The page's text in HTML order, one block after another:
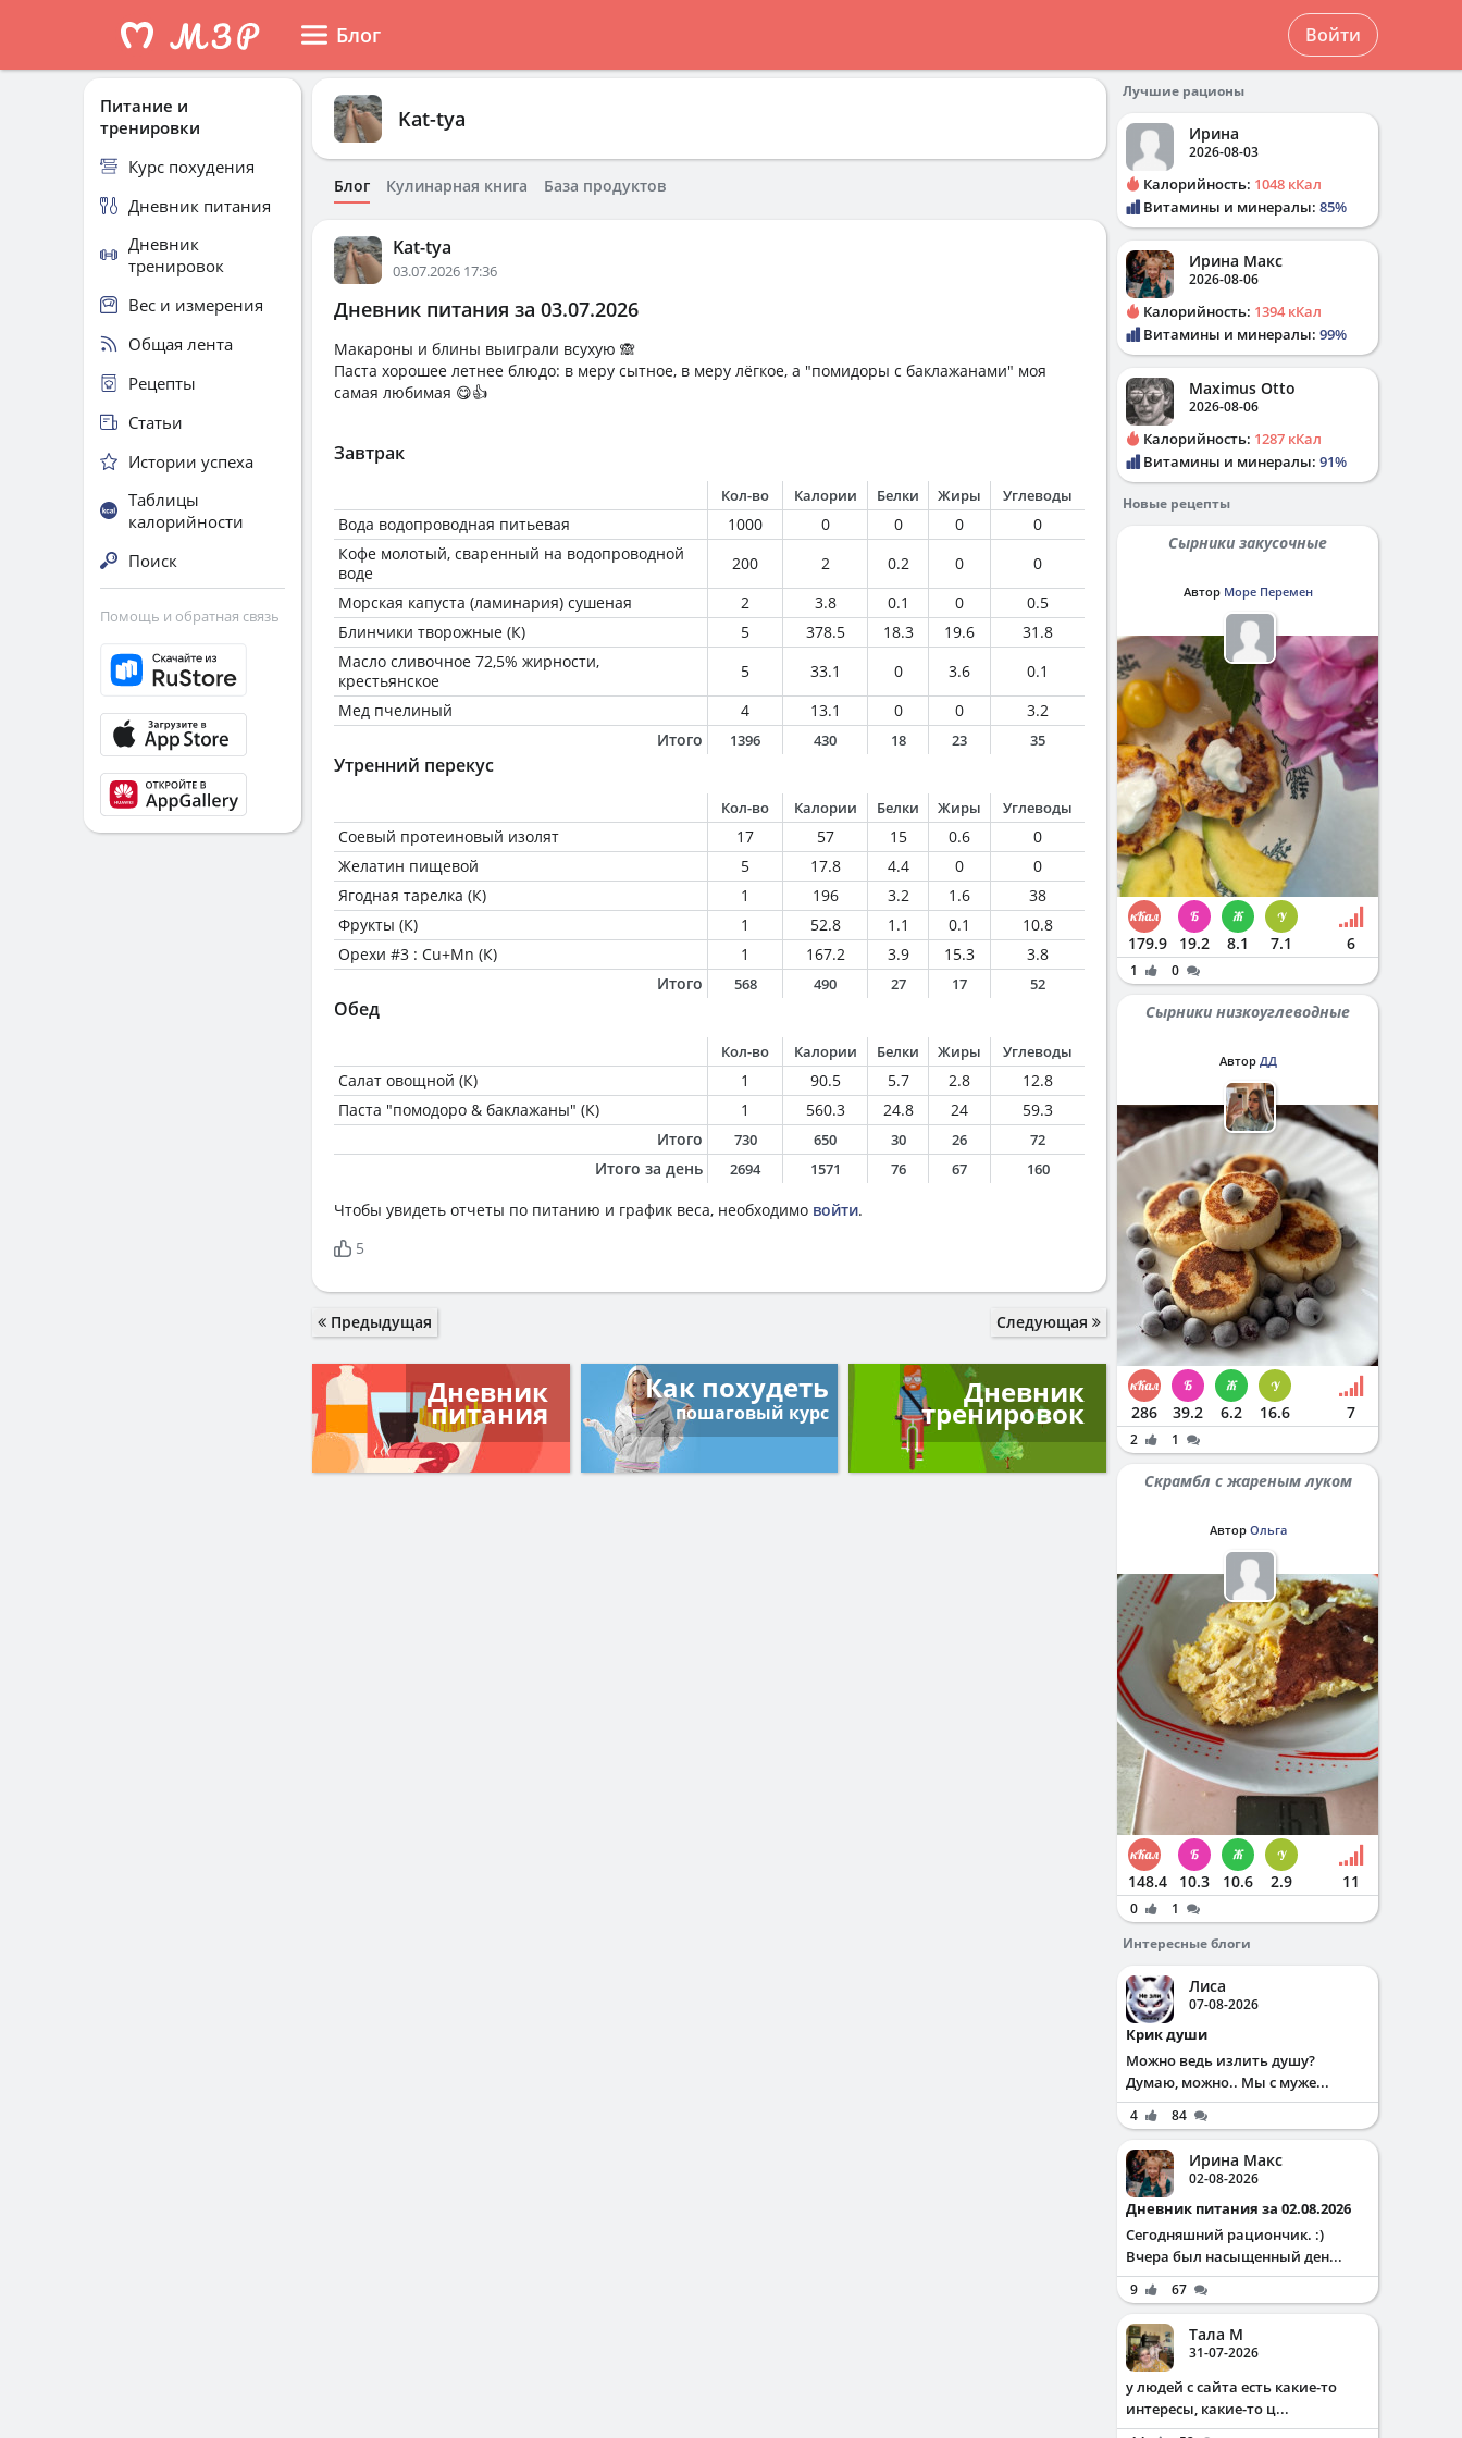
Блог Войти
Kat-tya
Блог Кулинарная книга База продуктов
Kat-tya
03.07.2026 17:36
Дневник питания за 03.07.2026
Макароны и блины выиграли всухую 🙈
Паста хорошее летнее блюдо: в меру сытное, в меру лёгкое, а "помидоры с баклажанами" моя
самая любимая 😋👍
Завтрак
Кол-во Калории Белки Жиры Углеводы
Вода водопроводная питьевая 1000 0 0 0
0
Кофе молотый, сваренный на водопроводной
воде
200 2 0.2 0
0
Морская капуста (ламинария) сушеная
2 3.8 0.1 0
0.5
Блинчики творожные (К)
5 378.5 18.3 19.6
31.8
Масло сливочное 72,5% жирности,
крестьянское
5 33.1 0 3.6
0.1
Мед пчелиный
4 13.1 0 0
3.2
Итого
1396 430 18 23 35
Утренний перекус
Кол-во Калории Белки Жиры Углеводы
Соевый протеиновый изолят 17 57 15 0.6
0
Желатин пищевой
5 17.8 4.4 0
0
Ягодная тарелка (К)
1 196 3.2 1.6
38
Фрукты (К)
1 52.8 1.1 0.1
10.8
Орехи #3 : Cu+Mn (К)
1 167.2 3.9 15.3
3.8
Итого
568 490 27 17 52
Обед
Кол-во Калории Белки Жиры Углеводы
Салат овощной (К) 1 90.5 5.7 2.8
12.8
Паста "помодоро & баклажаны" (К)
1 560.3 24.8 24
59.3
Итого
730 650 30 26 72
Итого за день 2694 1571 76 67 160
Чтобы увидеть отчеты по питанию и график веса, необходимо войти.
5
Предыдущая Следующая
Дневник
питания
Как похудеть
пошаговый курс
Дневник
тренировок
Питание и
тренировки
Курс похудения
Дневник питания
Дневник
тренировок
Вес и измерения
Общая лента
Рецепты
Статьи
Истории успеха
Таблицы
калорийности
Поиск
Помощь и обратная связь
Лучшие рационы
Ирина
2026-08-03
Калорийность: 1048 кКал
Витамины и минералы: 85%
Ирина Макс
2026-08-06
Калорийность: 1394 кКал
Витамины и минералы: 99%
Maximus Otto
2026-08-06
Калорийность: 1287 кКал
Витамины и минералы: 91%
Новые рецепты
Сырники закусочные
Автор Море Перемен
179.9 19.2 8.1 7.1 6
1 0
Сырники низкоуглеводные
Автор ДД
286 39.2 6.2 16.6 7
2 1
Скрамбл с жареным луком
Автор Ольга
148.4 10.3 10.6 2.9 11
0
1
Интересные блоги
Лиса
07-08-2026
Крик души
Можно ведь излить душу?
Думаю, можно.. Мы с муже...
4 84
Ирина Макс
02-08-2026
Дневник питания за 02.08.2026
Сегодняшний рациончик. :)
Вчера был насыщенный ден...
9 67
Тала М
31-07-2026
у людей с сайта есть какие-то
интересы, какие-то ц...